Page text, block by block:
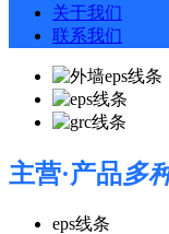
关于我们
联系我们
主营·产品多
eps线条